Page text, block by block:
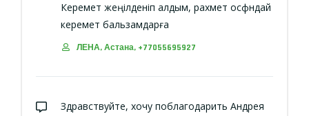
Керемет жеңілденіп қалдым, рахмет осфндай
керемет бальзамдарға
ЛЕНА, Астана, +77055695927
Здравствуйте, хочу поблагодарить Андрея